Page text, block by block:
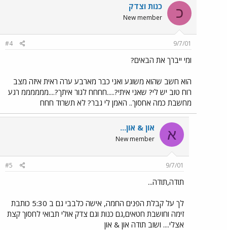
כ כנות וצדק
New member
9/7/01
#4
ומי ייברך את הבאים?
הוא חשב שהוא משוגע ואני כבר מארבע ערה ראית איזה מצב
רוח טוב יש לי? שאני איתי?.....חחחח לגור איתך?....ממממממ רגע
מחשבת כמה אחסוך.. האמן לי גבר? לא תשרוד חחח
א און & און...
New member
9/7/01
#5
תודה,תודה...
לך על קבלת הפנים החמה, אישה כלבבי גם ב 5:30 כותבת
זימה וחושבת חטאים,גם כנות וגם צדק אולי תבואי לחסוך קצת
אצלי.... ושוב תודה און & און